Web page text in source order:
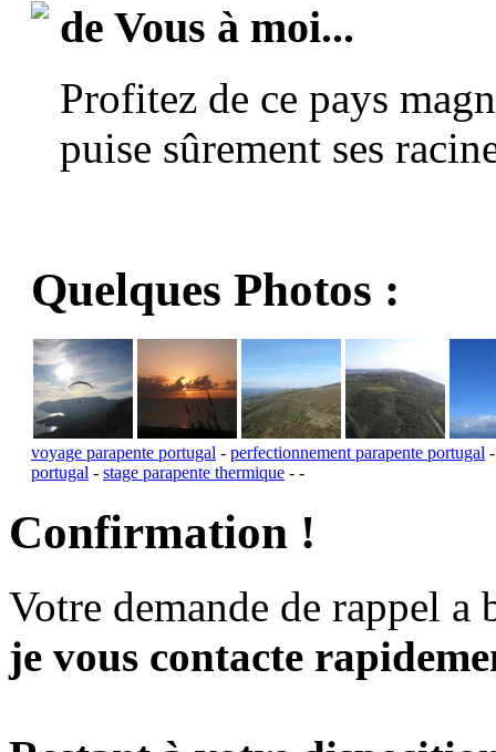
de Vous à moi...
Profitez de ce pays
puise sûrement ses
Quelques Photos :
voyage parapente portugal - perfectionnement parapente portugal
portugal - stage parapente thermique - -
Confirmation !
Votre demande de rappel a
je vous contacte